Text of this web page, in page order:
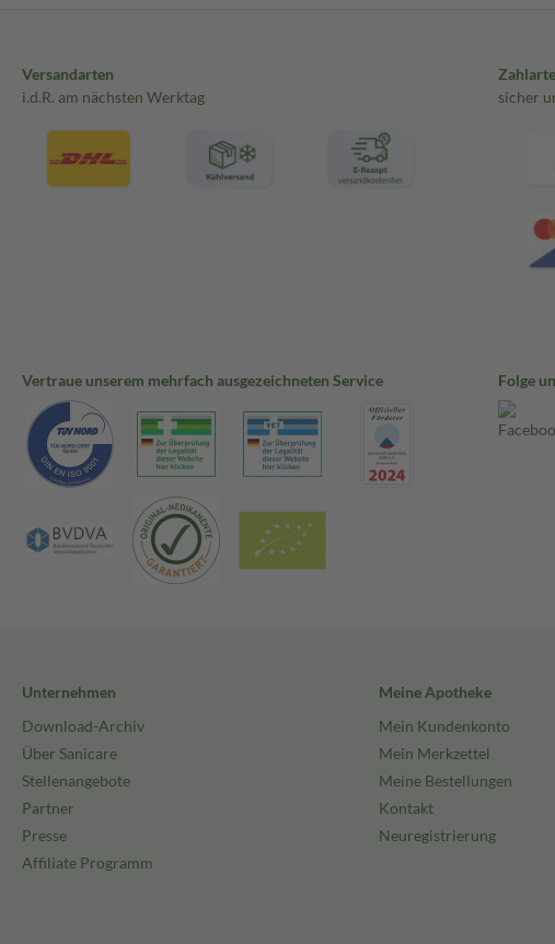
Versandarten
i.d.R. am nächsten Werktag
sicher
Vertraue unserem mehrfach ausgezeichneten Service Folge
Unternehmen
Download-Archiv
Über Sanicare
Stellenangebote
Partner
Presse
Affiliate Programm
Meine Apotheke
Mein Kundenkonto
Mein Merkzettel
Meine Bestellungen
Kontakt
Neuregistrierung